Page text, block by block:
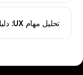
تحليل مهام UX: دليل كامل+مثال